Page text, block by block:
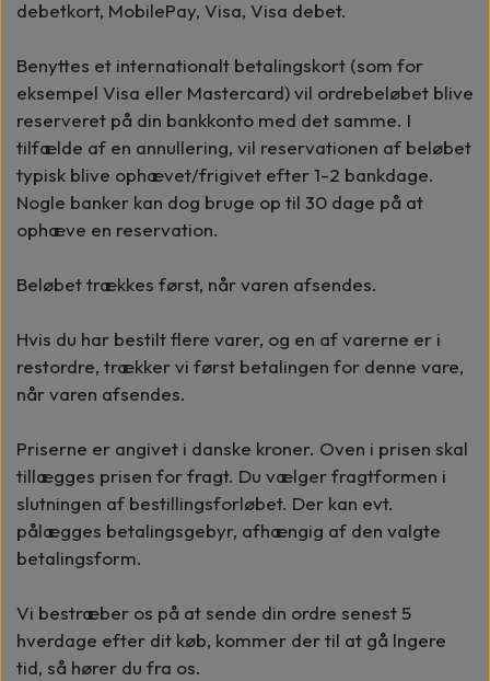
debetkort, MobilePay, Visa, Visa debet.
Benyttes et internationalt betalingskort (som for
eksempel Visa eller Mastercard) vil ordrebeløbet blive
reserveret på din bankkonto med det samme. I
tilfælde af en annullering, vil reservationen af beløbet
typisk blive ophævet/frigivet efter 1-2 bankdage.
Nogle banker kan dog bruge op til 30 dage på at
ophæve en reservation.
Beløbet trækkes først, når varen afsendes.
Hvis du har bestilt flere varer, og en af varerne er i
restordre, trækker vi først betalingen for denne vare,
når varen afsendes.
Priserne er angivet i danske kroner. Oven i prisen skal
tillægges prisen for fragt. Du vælger fragtformen i
slutningen af bestillingsforløbet. Der kan evt.
pålægges betalingsgebyr, afhængig af den valgte
betalingsform.
Vi bestræber os på at sende din ordre senest 5
hverdage efter dit køb, kommer der til at gå lngere
tid, så hører du fra os.